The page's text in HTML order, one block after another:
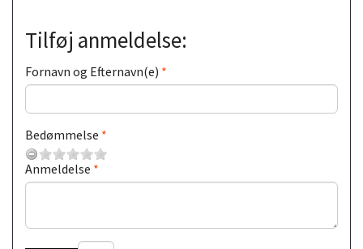
Tilføj anmeldelse:
Fornavn og Efternavn(e)
Bedømmelse
Anmeldelse